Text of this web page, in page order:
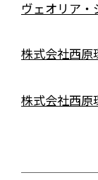
ヴェオリア
株式会社西原
株式会社西原